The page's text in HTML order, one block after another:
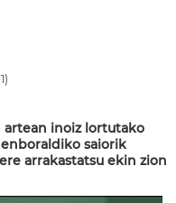
artean inoiz lortutako
saiorik
arrakastatsu ekin zion